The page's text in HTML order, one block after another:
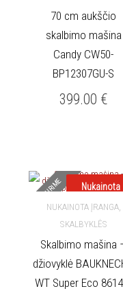
Į KREPŠELĮ
70 cm aukščio
skalbimo mašina
Candy CW50-
BP12307GU-S
399.00 €
Nukainota
NETURIME
DAUGIAU
NUKAINOTA ĮRANGA,
SKALBYKLĖS
Skalbimo mašina
džiovyklė
WT Super Eco